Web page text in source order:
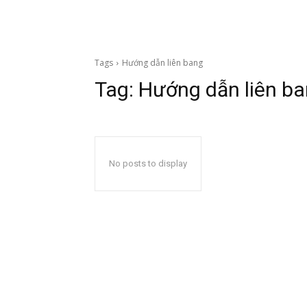
Tags Hướng dẫn liên bang
Tag: Hướng dẫn liên
No posts to display